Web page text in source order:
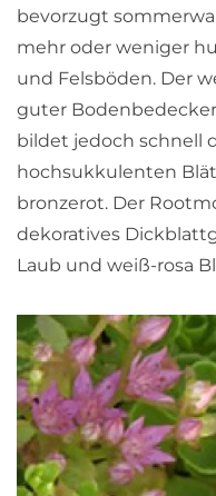
bevorzugt
mehr oder weniger
und Felsböden. Der
guter
bildet jedoch schnell
hochsukkulenten
bronzerot. Der
dekoratives
Laub und weiß-rosa